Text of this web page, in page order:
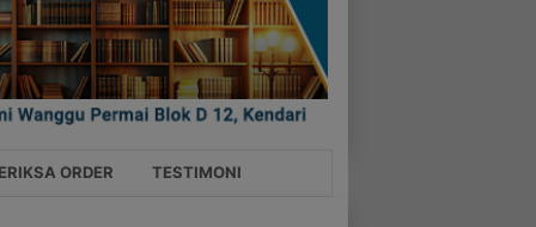
ORDER TESTIMONI